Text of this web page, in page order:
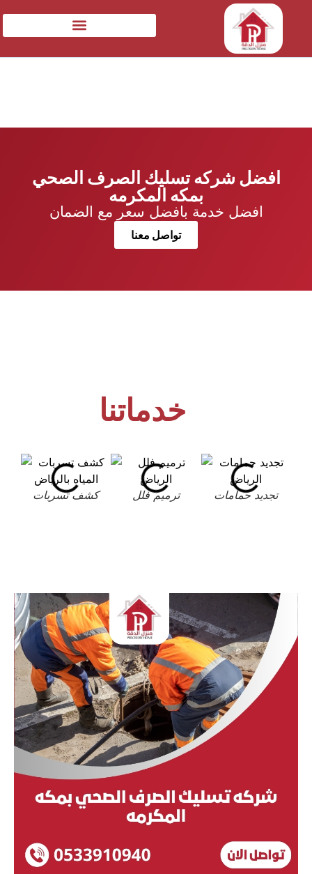
افضل شركه تسليك الصرف الصحي
بمكه المكرمه
افضل خدمة بافضل سعر مع الضمان
تواصل معنا
خدماتنا
كشف تسربات ترميم فلل تجديد حمامات